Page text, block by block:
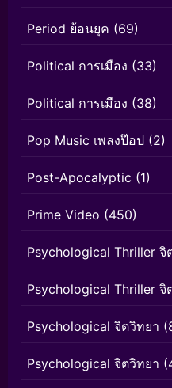
Period ย้อนยุค (69)
Political การเมือง (33)
Political การเมือง (38)
Pop Music เพลงป๊อป (2)
Post-Apocalyptic (1)
Prime Video (450)
Psychological Thriller จิ
Psychological Thriller จิ
Psychological จิตวิทยา
Psychological จิตวิทยา